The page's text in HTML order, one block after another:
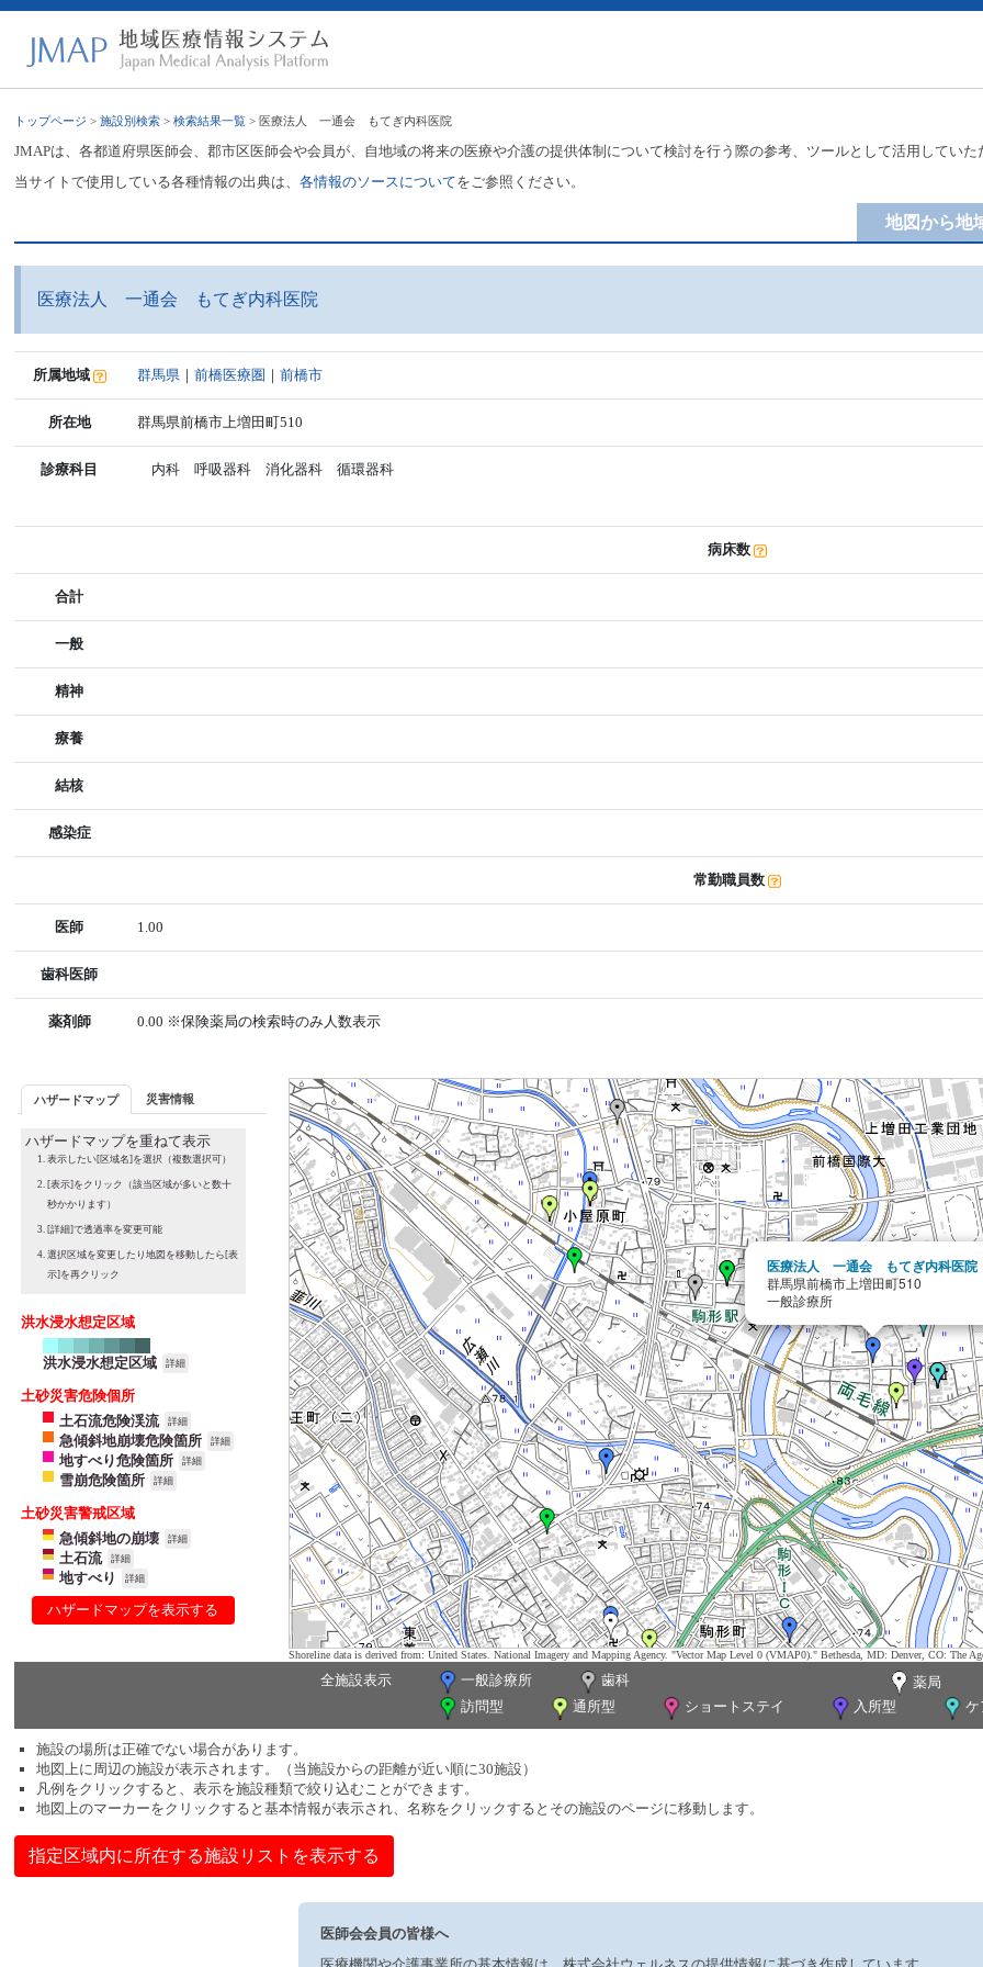
トップページ >施設別検索 >検索結果一覧 > 医療法人 一通会 もてぎ内科医院
JMAPは、各都道府県医師会、郡市区医師会や会員が、自地域の将来の医療や介護の提供体制について検討を行う際の参考、ツールとして活用してい
当サイトで使用している各種情報の出典は、各情報のソースについてをご参照ください。
地図から地
医療法人 一通会 もてぎ内科医院
所属地域 群馬県 ｜前橋医療圏 ｜前橋市
所在地 群馬県前橋市上増田町510
診療科目 内科 呼吸器科 消化器科 循環器科
病床数
合計
一般
精神
療養
結核
感染症
常勤職員数
医師 1.00
歯科医師
薬剤師 0.00 ※保険薬局の検索時のみ人数表示
ハザードマップ 災害情報
ハザードマップを重ねて表示
表示したい[区域名]を選択（複数選択可）
[表示]をクリック（該当区域が多いと数十
秒かかります）
[詳細]で透過率を変更可能
選択区域を変更したり地図を移動したら[表
示]を再クリック
洪水浸水想定区域
洪水浸水想定区域 詳細
土砂災害危険個所
土石流危険渓流
詳細
急傾斜地崩壊危険箇所 詳細
地すべり危険箇所 詳細
雪崩危険箇所 詳細
土砂災害警戒区域
急傾斜地の崩壊
詳細
土石流 詳細
地すべり 詳細
ハザードマップを表示する
医療法人 一通会 もてぎ内科医院
群馬県前橋市上増田町510
一般診療所
Shoreline data is derived from: United States. National Imagery and Mapping Agency. "Vector Map Level 0 (VMAP0)." Bethesda, MD: Denver, CO: The
全施設表示 一般診療所 歯科
薬局
訪問型
通所型 ショートステイ 入所型 ケ
施設の場所は正確でない場合があります。
地図上に周辺の施設が表示されます。（当施設からの距離が近い順に30施設）
凡例をクリックすると、表示を施設種類で絞り込むことができます。
地図上のマーカーをクリックすると基本情報が表示され、名称をクリックするとその施設のページに移動します。
指定区域内に所在する施設リストを表示する
医師会会員の皆様へ